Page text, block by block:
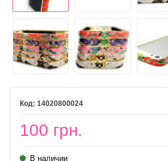
14020800024
100 грн.
В наличии